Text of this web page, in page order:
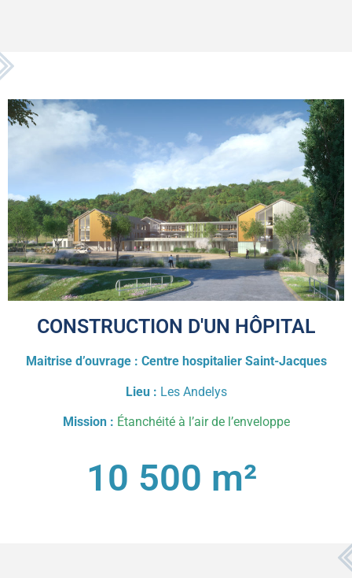
CONSTRUCTION D'UN HÔPITAL
Maitrise d’ouvrage : Centre hospitalier Saint-Jacques
Lieu : Les Andelys
Mission : Étanchéité à l’air de l’enveloppe
10 500 m²